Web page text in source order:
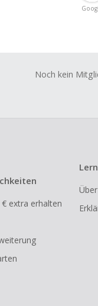
Noch kein
extra erhalten